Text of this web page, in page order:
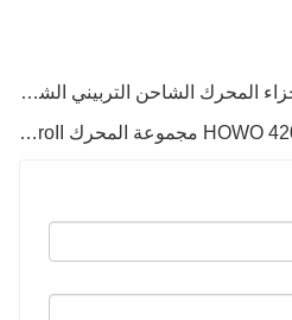
سابق : ساينو تراك HOWO أجزاء المحرك الشاحن التربيني الشاحن Vg1560118229
التالي : ساينو تراك HOWO 420HP D12 مجموعة المحرك EuroII